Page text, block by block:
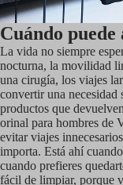
Cuándo
La vida no siempre
nocturna, la movilidad
una cirugía, los viajes
convertir una necesidad
productos que
orinal para hombres de
evitar viajes
importa. Está ahí
cuando prefieres
fácil de limpiar, porque